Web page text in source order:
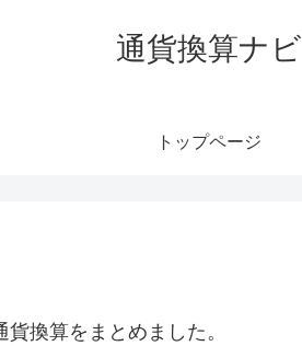
通貨換算ナビ
トップページ
換算をまとめました。